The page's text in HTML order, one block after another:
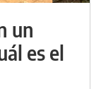
un
es el